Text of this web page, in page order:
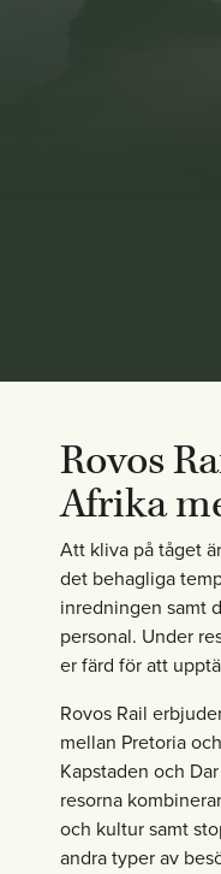
Rovos
Afrika
Att kliva på tåget
det behagliga
inredningen samt
personal. Under
er färd för att
Rovos Rail
mellan Pretoria och
Kapstaden och
resorna
och kultur samt
andra typer av